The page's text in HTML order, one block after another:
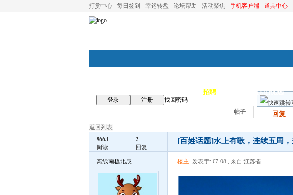
打赏中心 每日签到 幸运转盘 论坛帮助 活动聚焦 手机客户端 道具中心
招聘 昆山优选
登录 注册
找回密码
帖子
回复
返回列表
9663
阅读
2
回复
[百姓话题]水上有歌，连续五周
离线南栀北辰 楼主 发表于: 07-08 , 来自:江苏省